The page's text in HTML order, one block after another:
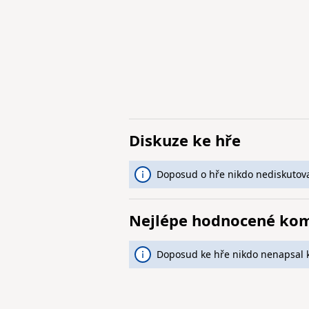
Diskuze ke hře
Doposud o hře nikdo
Nejlépe hodnocené
Doposud ke hře nikdo nenapsal